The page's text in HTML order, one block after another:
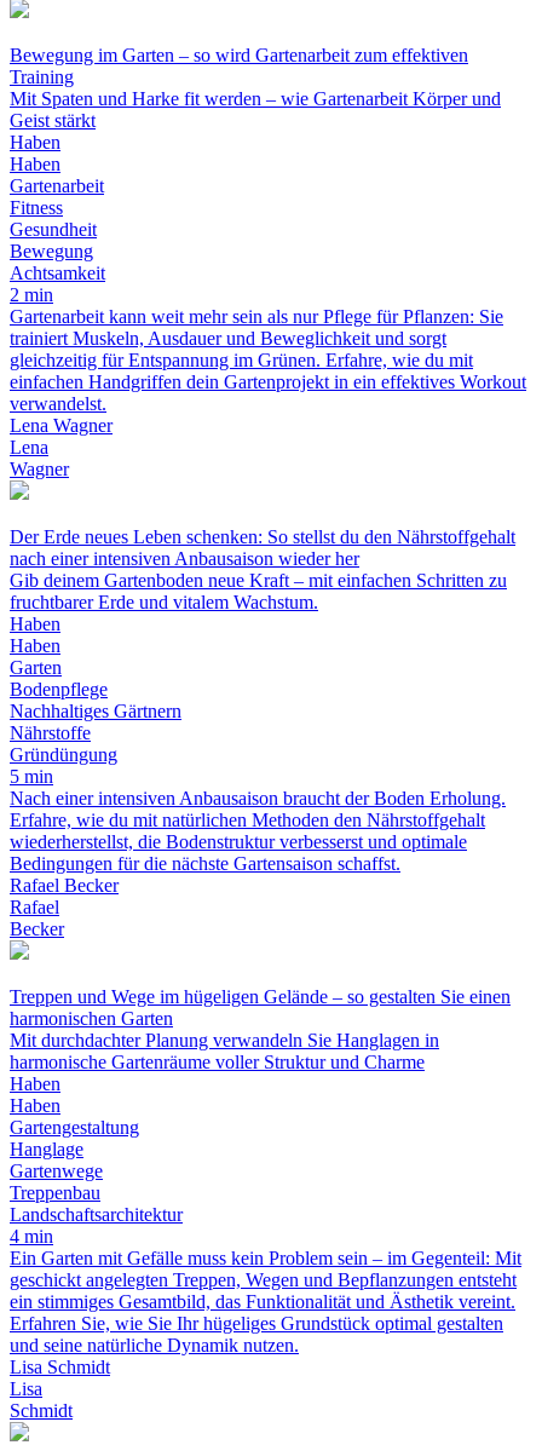
Bewegung im Garten – so wird Gartenarbeit zum effektiven
Training
Mit Spaten und Harke fit werden – wie Gartenarbeit Körper und
Geist stärkt
Haben
Haben
Gartenarbeit
Fitness
Gesundheit
Bewegung
Achtsamkeit
2 min
Gartenarbeit kann weit mehr sein als nur Pflege für Pflanzen: Sie
trainiert Muskeln, Ausdauer und Beweglichkeit und sorgt
gleichzeitig für Entspannung im Grünen. Erfahre, wie du mit
einfachen Handgriffen dein Gartenprojekt in ein effektives Workout
verwandelst.
Lena Wagner
Lena
Wagner
Der Erde neues Leben schenken: So stellst du den Nährstoffgehalt
nach einer intensiven Anbausaison wieder her
Gib deinem Gartenboden neue Kraft – mit einfachen Schritten zu
fruchtbarer Erde und vitalem Wachstum.
Haben
Haben
Garten
Bodenpflege
Nachhaltiges Gärtnern
Nährstoffe
Gründüngung
5 min
Nach einer intensiven Anbausaison braucht der Boden Erholung.
Erfahre, wie du mit natürlichen Methoden den Nährstoffgehalt
wiederherstellst, die Bodenstruktur verbesserst und optimale
Bedingungen für die nächste Gartensaison schaffst.
Rafael Becker
Rafael
Becker
Treppen und Wege im hügeligen Gelände – so gestalten Sie einen
harmonischen Garten
Mit durchdachter Planung verwandeln Sie Hanglagen in
harmonische Gartenräume voller Struktur und Charme
Haben
Haben
Gartengestaltung
Hanglage
Gartenwege
Treppenbau
Landschaftsarchitektur
4 min
Ein Garten mit Gefälle muss kein Problem sein – im Gegenteil: Mit
geschickt angelegten Treppen, Wegen und Bepflanzungen entsteht
ein stimmiges Gesamtbild, das Funktionalität und Ästhetik vereint.
Erfahren Sie, wie Sie Ihr hügeliges Grundstück optimal gestalten
und seine natürliche Dynamik nutzen.
Lisa Schmidt
Lisa
Schmidt